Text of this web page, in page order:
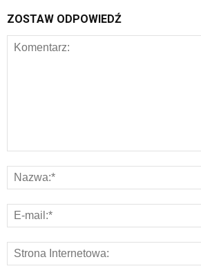
ZOSTAW ODPOWIEDŹ